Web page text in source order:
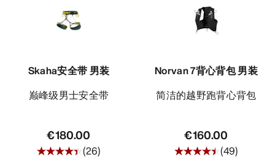
Skaha安全带 男装
巅峰级男士安全带
€180.00
(26)
Norvan 7背心背包 男装
简洁的越野跑背心背包
€160.00
(49)